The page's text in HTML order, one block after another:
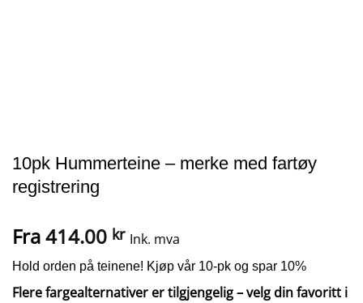
10pk Hummerteine – merke med fartøy
registrering
Fra414.00 kr Ink. mva
Hold orden på teinene! Kjøp vår 10-pk og spar 10%
Flere fargealternativer er tilgjengelig – velg din favoritt i